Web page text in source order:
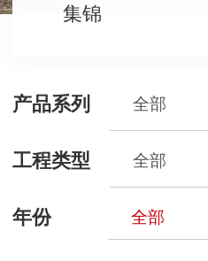
集锦
产品系列 全部
工程类型 全部
年份 全部